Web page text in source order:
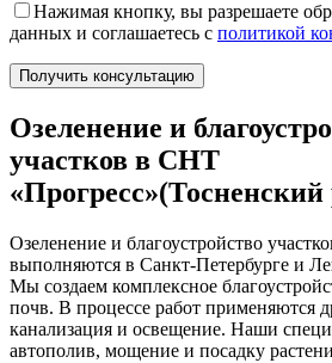
Нажимая кнопку, вы разрешаете
данных и соглашаетесь с политикой
Озеленение и
участков в СНТ
«Прогресс»(Тосненский
Озеленение и благоустройство
выполняются в Санкт-Петербурге и
Мы создаем комплексное
почв. В процессе работ применяются
канализация и освещение. Наши
автополив, мощение и посадку